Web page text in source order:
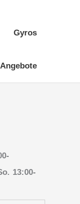
Gyros
Angebote
13:00-